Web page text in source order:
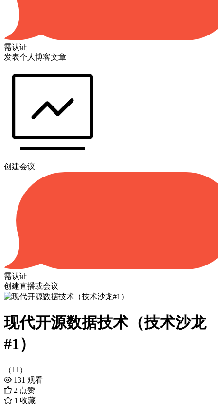
需认证
发表个人博客文章
创建会议
需认证
创建直播或会议
现代开源数据技术（技术沙龙
#1）
（11）
131 观看
2 点赞
1 收藏